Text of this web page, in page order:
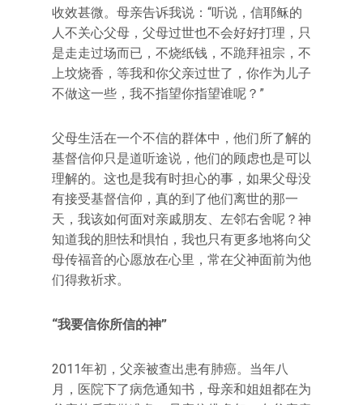
收效甚微。母亲告诉我说：“听说，信耶稣的
人不关心父母，父母过世也不会好好打理，只
是走走过场而已，不烧纸钱，不跪拜祖宗，不
上坟烧香，等我和你父亲过世了，你作为儿子
不做这一些，我不指望你指望谁呢？”
父母生活在一个不信的群体中，他们所了解的
基督信仰只是道听途说，他们的顾虑也是可以
理解的。这也是我有时担心的事，如果父母没
有接受基督信仰，真的到了他们离世的那一
天，我该如何面对亲戚朋友、左邻右舍呢？神
知道我的胆怯和惧怕，我也只有更多地将向父
母传福音的心愿放在心里，常在父神面前为他
们得救祈求。
“我要信你所信的神”
2011年初，父亲被查出患有肺癌。当年八
月，医院下了病危通知书，母亲和姐姐都在为